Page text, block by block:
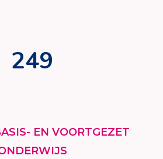
249
EN VOORTGEZET